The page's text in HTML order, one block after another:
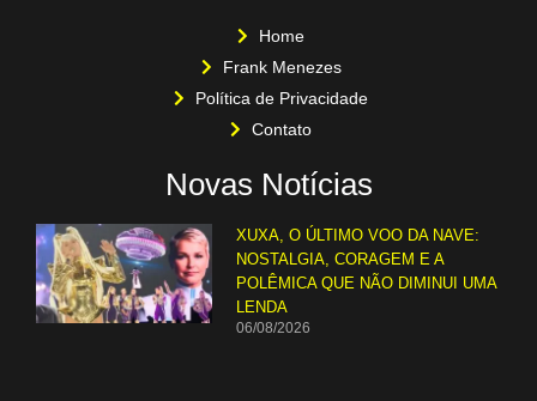
Home
Frank Menezes
Política de Privacidade
Contato
Novas Notícias
XUXA, O ÚLTIMO VOO DA NAVE:
NOSTALGIA, CORAGEM E A
POLÊMICA QUE NÃO DIMINUI UMA
LENDA
06/08/2026